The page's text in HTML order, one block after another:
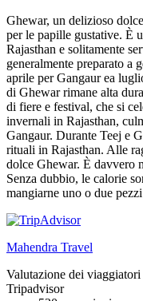
Ghewar, un delizioso
per le papille gustative. È
Rajasthan e solitamente
generalmente preparato a
aprile per Gangaur ea
di Ghewar rimane alta
di fiere e festival, che si
invernali in Rajasthan,
Gangaur. Durante Teej e
rituali in Rajasthan. Alle
dolce Ghewar. È davvero
Senza dubbio, le calorie
mangiarne uno o due
Mahendra Travel
Valutazione dei viaggiatori
Tripadvisor